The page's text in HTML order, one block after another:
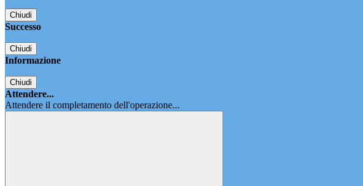
Chiudi
Successo
Chiudi
Informazione
Chiudi
Attendere...
Attendere il completamento dell'operazione...